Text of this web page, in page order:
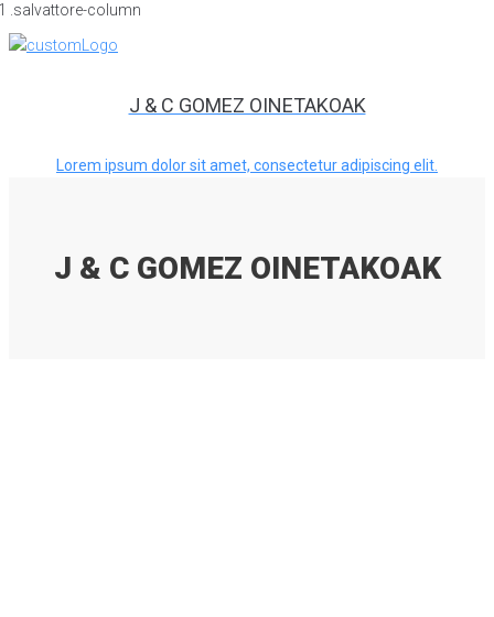
J & C GOMEZ OINETAKOAK
Lorem ipsum dolor sit amet, consectetur adipiscing elit.
J & C GOMEZ OINETAKOAK